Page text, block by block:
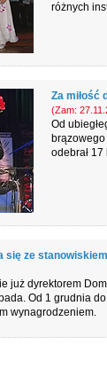
różnych
Za miłość
(Zam:
Od
odebrał
się ze stanowiskiem
już dyrektorem
Od 1 grudnia
wynagrodzeniem.